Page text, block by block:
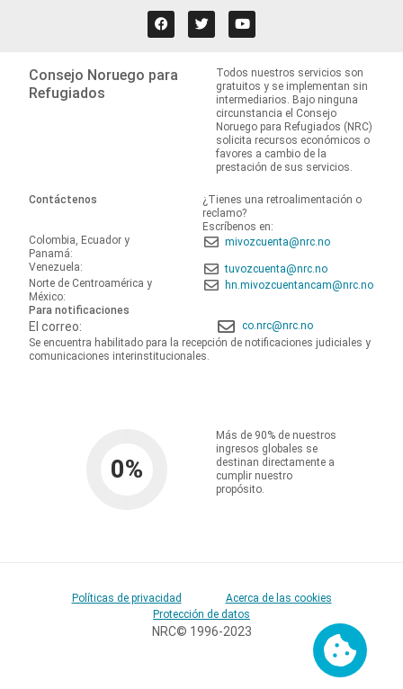
Consejo Noruego para
Refugiados
Todos nuestros servicios son
gratuitos y se implementan sin
intermediarios. Bajo ninguna
circunstancia el Consejo
Noruego para Refugiados (NRC)
solicita recursos económicos o
favores a cambio de la
prestación de sus servicios.
Contáctenos
¿Tienes una retroalimentación o
reclamo?
Escríbenos en:
Colombia, Ecuador y
Panamá:
mivozcuenta@nrc.no
Venezuela:
tuvozcuenta@nrc.no
Norte de Centroamérica y
México:
hn.mivozcuentancam@nrc.no
Para notificaciones
El correo:
co.nrc@nrc.no
Se encuentra habilitado para la recepción de notificaciones judiciales y
comunicaciones interinstitucionales.
0%
Más de 90% de nuestros
ingresos globales se
destinan directamente a
cumplir nuestro
propósito.
Políticas de privacidad
Acerca de las cookies
Protección de datos
NRC© 1996-2023
Cookies